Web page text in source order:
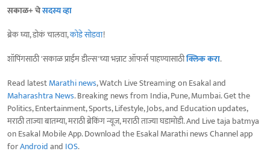
सकाळ+ चेसदस्य व्हा
ब्रेक घ्या, डोकं चालवा,कोडे सोडवा!
शॉपिंगसाठी 'सकाळ प्राईम डील्स'च्या भन्नाट ऑफर्स पाहण्यासाठीक्लिक करा.
Read latestMarathi news, Watch Live Streaming on Esakal and
Maharashtra News. Breaking news from India, Pune, Mumbai. Get the
Politics, Entertainment, Sports, Lifestyle, Jobs, and Education updates,
मराठी ताज्या बातम्या, मराठी ब्रेकिंग न्यूज, मराठी ताज्या घडामोडी. And Live taja batmya
on Esakal Mobile App. Download the Esakal Marathi news Channel app
forAndroidand IOS.